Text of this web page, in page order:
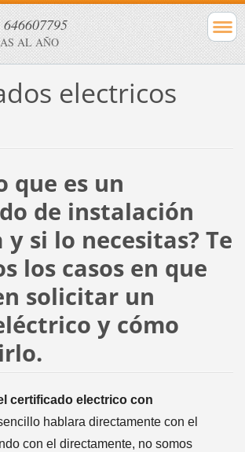
AL AÑO
electricos
que es un
de instalación
si lo necesitas? Te
los casos en que
solicitar un
y cómo
certificado electrico con
hablara directamente con el
con el directamente, no somos